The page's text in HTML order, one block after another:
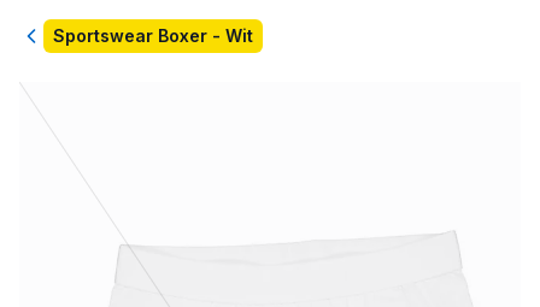
TerugSportswear Boxer - Wit